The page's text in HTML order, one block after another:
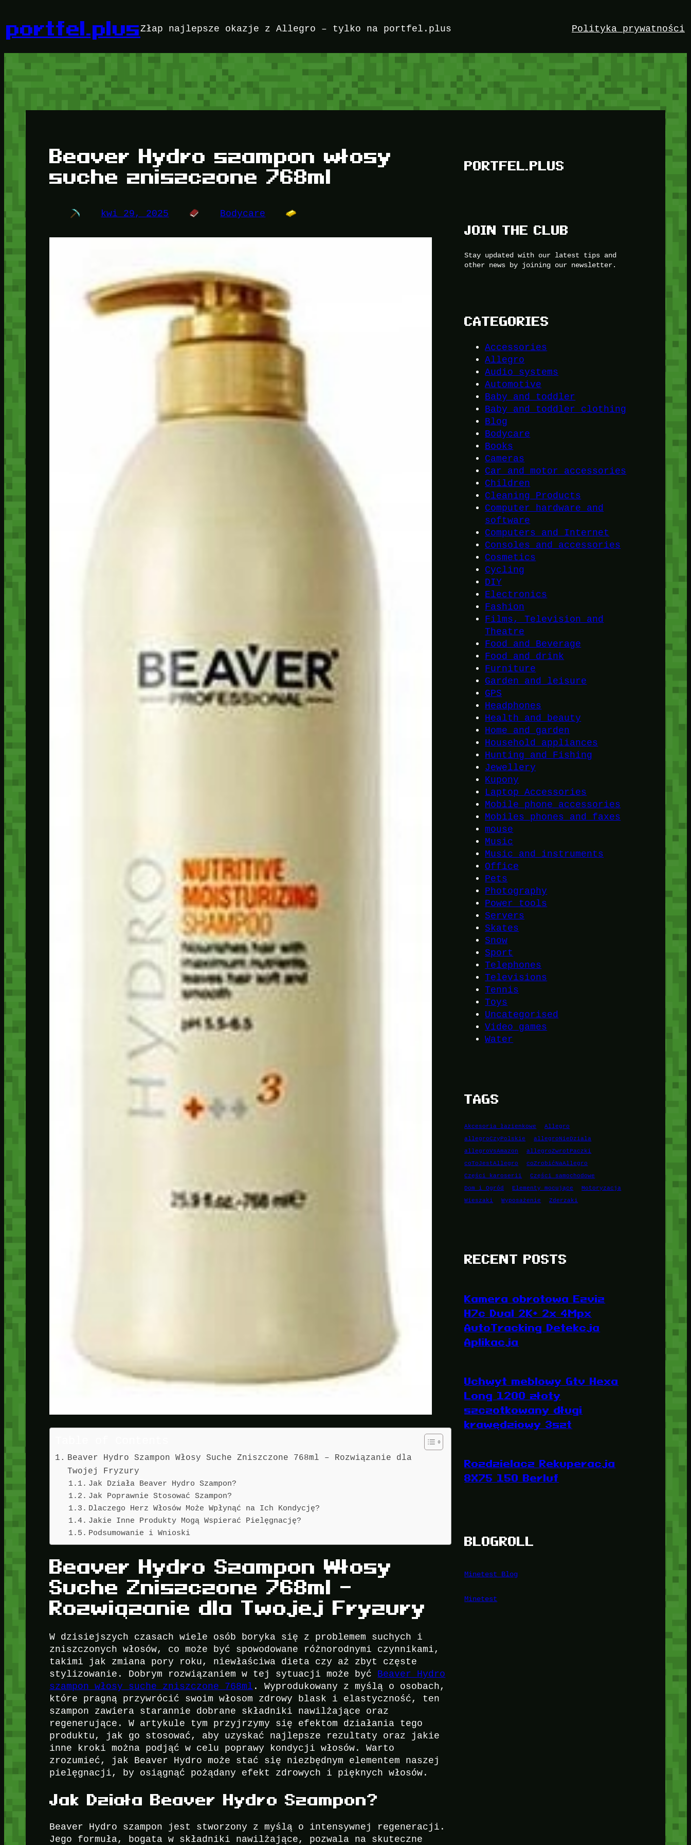
treści
portfel.plusZłap najlepsze okazje z Allegro – tylko na portfel.plus Polityka prywatności
Beaver Hydro szampon włosy
suche zniszczone 768ml
kwi 29, 2025 Bodycare
Beaver Hydro Szampon Włosy Suche Zniszczone 768ml – Rozwiązanie dla
Twojej Fryzury
Jak Działa Beaver Hydro Szampon?
Jak Poprawnie Stosować Szampon?
Dlaczego Herz Włosów Może Wpłynąć na Ich Kondycję?
Jakie Inne Produkty Mogą Wspierać Pielęgnację?
Podsumowanie i Wnioski
Beaver Hydro Szampon Włosy
Suche Zniszczone 768ml –
Rozwiązanie dla Twojej Fryzury
W dzisiejszych czasach wiele osób boryka się z problemem suchych i
zniszczonych włosów, co może być spowodowane różnorodnymi czynnikami,
takimi jak zmiana pory roku, niewłaściwa dieta czy aż zbyt częste
stylizowanie. Dobrym rozwiązaniem w tej sytuacji może być Beaver Hydro
szampon włosy suche zniszczone 768ml . Wyprodukowany z myślą o osobach,
które pragną przywrócić swoim włosom zdrowy blask i elastyczność, ten
szampon zawiera starannie dobrane składniki nawilżające oraz
regenerujące. W artykule tym przyjrzymy się efektom działania tego
produktu, jak go stosować, aby uzyskać najlepsze rezultaty oraz jakie
inne kroki można podjąć w celu poprawy kondycji włosów. Warto
zrozumieć, jak Beaver Hydro może stać się niezbędnym elementem naszej
pielęgnacji, by osiągnąć pożądany efekt zdrowych i pięknych włosów.
Jak Działa Beaver Hydro Szampon?
Beaver Hydro szampon jest stworzony z myślą o intensywnej regeneracji.
Jego formuła, bogata w składniki nawilżające, pozwala na skuteczne
PORTFEL.PLUS
JOIN THE CLUB
Stay updated with our latest tips and
other news by joining our newsletter.
CATEGORIES
Accessories
Allegro
Audio systems
Automotive
Baby and toddler
Baby and toddler clothing
Blog
Bodycare
Books
Cameras
Car and motor accessories
Children
Cleaning Products
Computer hardware and
software
Computers and Internet
Consoles and accessories
Cosmetics
Cycling
DIY
Electronics
Fashion
Films, Television and
Theatre
Food and Beverage
Food and drink
Furniture
Garden and leisure
GPS
Headphones
Health and beauty
Home and garden
Household appliances
Hunting and Fishing
Jewellery
Kupony
Laptop Accessories
Mobile phone accessories
Mobiles phones and faxes
mouse
Music
Music and instruments
Office
Pets
Photography
Power tools
Servers
Skates
Snow
Sport
Telephones
Televisions
Tennis
Toys
Uncategorised
Video games
Water
TAGS
Akcesoria łazienkowe
Allegro
allegroCzyPolskie
allegroNieDziala
allegroVsAmazon
allegroZwrotPaczki
coToJestAllegro
coZrobićNaAllegro
Części karoserii
Części samochodowe
Dom i Ogród
Elementy mocujące
Motoryzacja
Wieszaki
Wyposażenie Zderzaki
RECENT POSTS
Kamera obrotowa Ezviz
H7c Dual 2K+ 2x 4Mpx
AutoTracking Detekcja
Aplikacja
Uchwyt meblowy Gtv Hexa
Long 1200 złoty
szczotkowany długi
krawędziowy 3szt
Rozdzielacz Rekuperacja
8X75 150 Berluf
BLOGROLL
Minetest Blog
Minetest